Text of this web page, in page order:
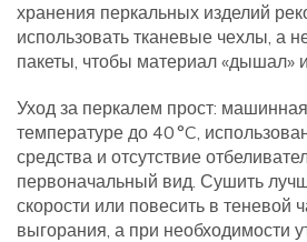
хранения перкальных изделий
использовать тканевые чехлы, а
пакеты, чтобы материал «дышал»
Уход за перкалем прост:
температуре до 40 °C,
средства и отсутствие
первоначальный вид. Сушить
скорости или повесить в теневой
выгорания, а при необходимости